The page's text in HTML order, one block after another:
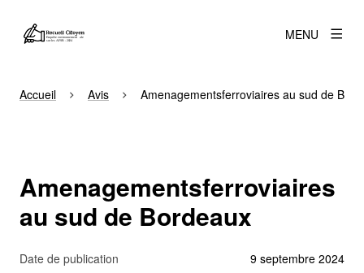
MENU
Accueil Avis Amenagementsferroviaires au sud de
Amenagementsferroviaires
au sud de Bordeaux
Date de publication 9 septembre 2024